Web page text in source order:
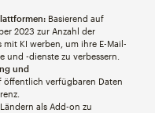
Basierend auf
2023 zur Anzahl der
KI werben, um ihre E-Mail-
-dienste zu verbessern.
und
öffentlich verfügbaren Daten
als Add-on zu